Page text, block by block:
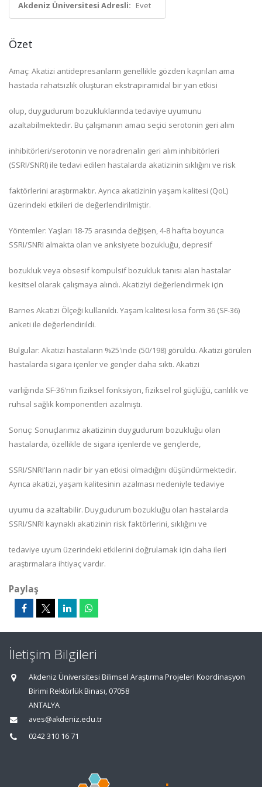
Akdeniz Üniversitesi Adresli: Evet
Özet
Amaç: Akatizi antidepresanların genellikle gözden kaçırılan ama
hastada rahatsızlık oluşturan ekstrapiramidal bir yan etkisi
olup, duygudurum bozukluklarında tedaviye uyumunu
azaltabilmektedir. Bu çalışmanın amacı seçici serotonin geri alım
inhibitörleri/serotonin ve noradrenalin geri alım inhibitörleri
(SSRI/SNRI) ile tedavi edilen hastalarda akatizinin sıklığını ve risk
faktörlerini araştırmaktır. Ayrıca akatizinin yaşam kalitesi (QoL)
üzerindeki etkileri de değerlendirilmiştir.
Yöntemler: Yaşları 18-75 arasında değişen, 4-8 hafta boyunca
SSRI/SNRI almakta olan ve anksiyete bozukluğu, depresif
bozukluk veya obsesif kompulsif bozukluk tanısı alan hastalar
kesitsel olarak çalışmaya alındı. Akatiziyi değerlendirmek için
Barnes Akatizi Ölçeği kullanıldı. Yaşam kalitesi kısa form 36 (SF-36)
anketi ile değerlendirildi.
Bulgular: Akatizi hastaların %25'inde (50/198) görüldü. Akatizi görülen
hastalarda sigara içenler ve gençler daha sıktı. Akatizi
varlığında SF-36'nın fiziksel fonksiyon, fiziksel rol güçlüğü, canlılık ve
ruhsal sağlık komponentleri azalmıştı.
Sonuç: Sonuçlarımız akatizinin duygudurum bozukluğu olan
hastalarda, özellikle de sigara içenlerde ve gençlerde,
SSRI/SNRI'ların nadir bir yan etkisi olmadığını düşündürmektedir.
Ayrıca akatizi, yaşam kalitesinin azalması nedeniyle tedaviye
uyumu da azaltabilir. Duygudurum bozukluğu olan hastalarda
SSRI/SNRI kaynaklı akatizinin risk faktörlerini, sıklığını ve
tedaviye uyum üzerindeki etkilerini doğrulamak için daha ileri
araştırmalara ihtiyaç vardır.
Paylaş
İletişim Bilgileri
Akdeniz Üniversitesi Bilimsel Araştırma Projeleri Koordinasyon
Birimi Rektörlük Binası, 07058
ANTALYA
aves@akdeniz.edu.tr
0242 310 16 71